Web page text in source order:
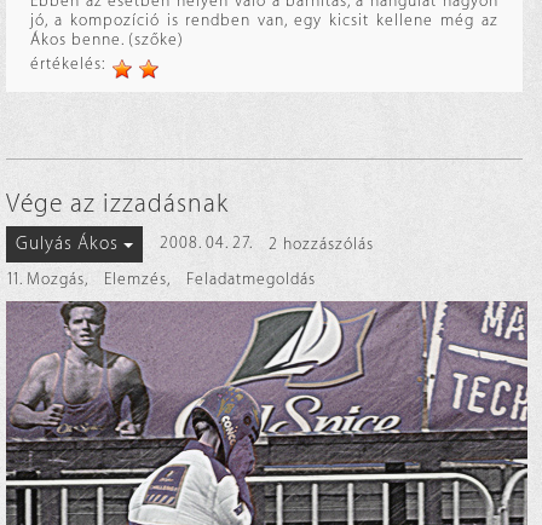
jó, a kompozíció is rendben van, egy kicsit kellene még az
Ákos benne. (szőke)
értékelés:
Vége az izzadásnak
Gulyás Ákos 2008. 04. 27.
2 hozzászólás
11. Mozgás, Elemzés, Feladatmegoldás